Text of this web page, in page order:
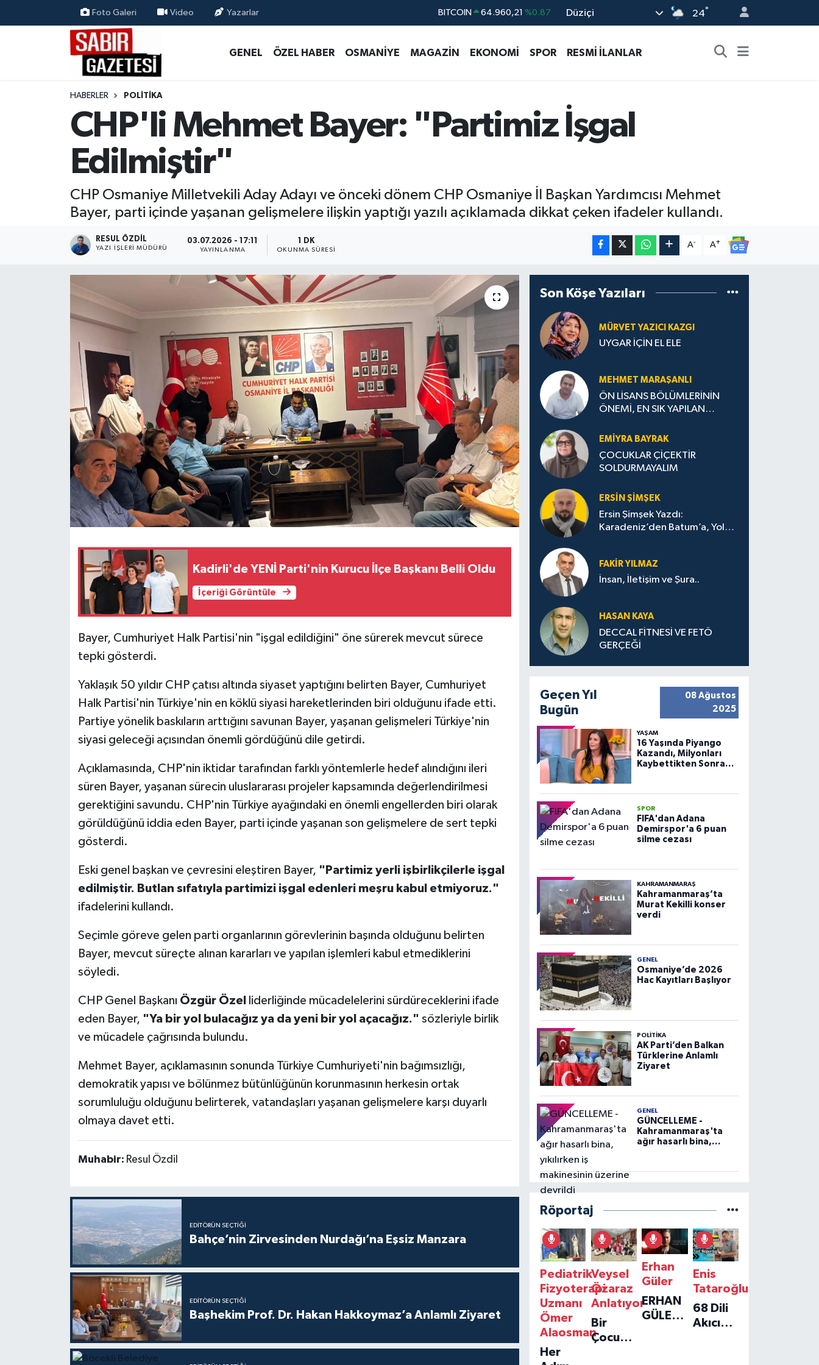
Foto Galeri Video Yazarlar BITCOIN 64.960,21 %0.87
EURO 55,2510 %0.32
BİST100 13.779 %-14
Düziçi 24°
GENEL ÖZEL HABER OSMANİYE MAGAZİN EKONOMİ SPOR RESMİ İLANLAR
HABERLER POLITIKA
CHP'li Mehmet Bayer: "Partimiz İşgal
Edilmiştir"
CHP Osmaniye Milletvekili Aday Adayı ve önceki dönem CHP Osmaniye İl Başkan Yardımcısı Mehmet
Bayer, parti içinde yaşanan gelişmelere ilişkin yaptığı yazılı açıklamada dikkat çeken ifadeler kullandı.
RESUL ÖZDIL
YAZI İŞLERI MÜDÜRÜ
03.07.2026 - 17:11
YAYINLANMA
1 DK
OKUNMA SÜRESI
A- A+
Kadirli'de YENİ Parti'nin Kurucu İlçe Başkanı Belli Oldu
İçeriği Görüntüle
Bayer, Cumhuriyet Halk Partisi'nin "işgal edildiğini" öne sürerek mevcut sürece
tepki gösterdi.
Yaklaşık 50 yıldır CHP çatısı altında siyaset yaptığını belirten Bayer, Cumhuriyet
Halk Partisi'nin Türkiye'nin en köklü siyasi hareketlerinden biri olduğunu ifade etti.
Partiye yönelik baskıların arttığını savunan Bayer, yaşanan gelişmeleri Türkiye'nin
siyasi geleceği açısından önemli gördüğünü dile getirdi.
Açıklamasında, CHP'nin iktidar tarafından farklı yöntemlerle hedef alındığını ileri
süren Bayer, yaşanan sürecin uluslararası projeler kapsamında değerlendirilmesi
gerektiğini savundu. CHP'nin Türkiye ayağındaki en önemli engellerden biri olarak
görüldüğünü iddia eden Bayer, parti içinde yaşanan son gelişmelere de sert tepki
gösterdi.
Eski genel başkan ve çevresini eleştiren Bayer, "Partimiz yerli işbirlikçilerle işgal
edilmiştir. Butlan sıfatıyla partimizi işgal edenleri meşru kabul etmiyoruz."
ifadelerini kullandı.
Seçimle göreve gelen parti organlarının görevlerinin başında olduğunu belirten
Bayer, mevcut süreçte alınan kararları ve yapılan işlemleri kabul etmediklerini
söyledi.
CHP Genel Başkanı Özgür Özel
liderliğinde mücadelelerini sürdüreceklerini ifade
eden Bayer, "Ya bir yol bulacağız ya da yeni bir yol açacağız." sözleriyle birlik
ve mücadele çağrısında bulundu.
Mehmet Bayer, açıklamasının sonunda Türkiye Cumhuriyeti'nin bağımsızlığı,
demokratik yapısı ve bölünmez bütünlüğünün korunmasının herkesin ortak
sorumluluğu olduğunu belirterek, vatandaşları yaşanan gelişmelere karşı duyarlı
olmaya davet etti.
Muhabir: Resul Özdil
EDITÖRÜN SEÇTIĞI
Bahçe’nin Zirvesinden Nurdağı’na Eşsiz Manzara
EDITÖRÜN SEÇTIĞI
Başhekim Prof. Dr. Hakan Hakkoymaz’a Anlamlı Ziyaret
Son Köşe Yazıları
MÜRVET YAZICI KAZGI
UYGAR İÇİN EL ELE
MEHMET MARAŞANLI
ÖN LİSANS BÖLÜMLERİNİN
ÖNEMİ, EN SIK YAPILAN
STRATEJİLERİ
EMIYRA BAYRAK
ÇOCUKLAR ÇİÇEKTİR
SOLDURMAYALIM
ERSIN ŞIMŞEK
Ersin Şimşek Yazdı:
Karadeniz’den Batum’a, Yolun
FAKIR YILMAZ
İnsan, İletişim ve Şura..
HASAN KAYA
DECCAL FİTNESİ VE FETÖ
GERÇEĞİ
Geçen Yıl
Bugün
08 Ağustos
2025
YAŞAM
16 Yaşında Piyango
Kazandı, Milyonları
Kaybettikten Sonra
SPOR
FIFA'dan Adana
Demirspor'a 6 puan
silme cezası
KAHRAMANMARAŞ
Kahramanmaraş’ta
Murat Kekilli konser
verdi
GENEL
Osmaniye’de 2026
Hac Kayıtları Başlıyor
POLITIKA
AK Parti’den Balkan
Türklerine Anlamlı
Ziyaret
GENEL
GÜNCELLEME -
Kahramanmaraş'ta
ağır hasarlı bina,
devrildi
Röportaj
Pediatrik
Fizyoterapi
Uzmanı
Ömer
Alaosman
Her
Veysel
Özaraz
Anlatıyor
Bir
Çocuğun
Erhan
Güler
ERHAN
GÜLER'IN
Enis
Tataroğlu
68 Dili
Akıcı
ÖZEL HABER
MAGAZİN
EKONOMİ
RESMİ İLANLAR
Osmaniye Nöbetçi Eczaneler
Osmaniye Hava Durumu
Osmaniye Trafik Yoğunluk Haritası
Süper Lig Puan Durumu ve Fikstür
Tüm Manşetler
Son Dakika Haberleri
Haber Arşivi